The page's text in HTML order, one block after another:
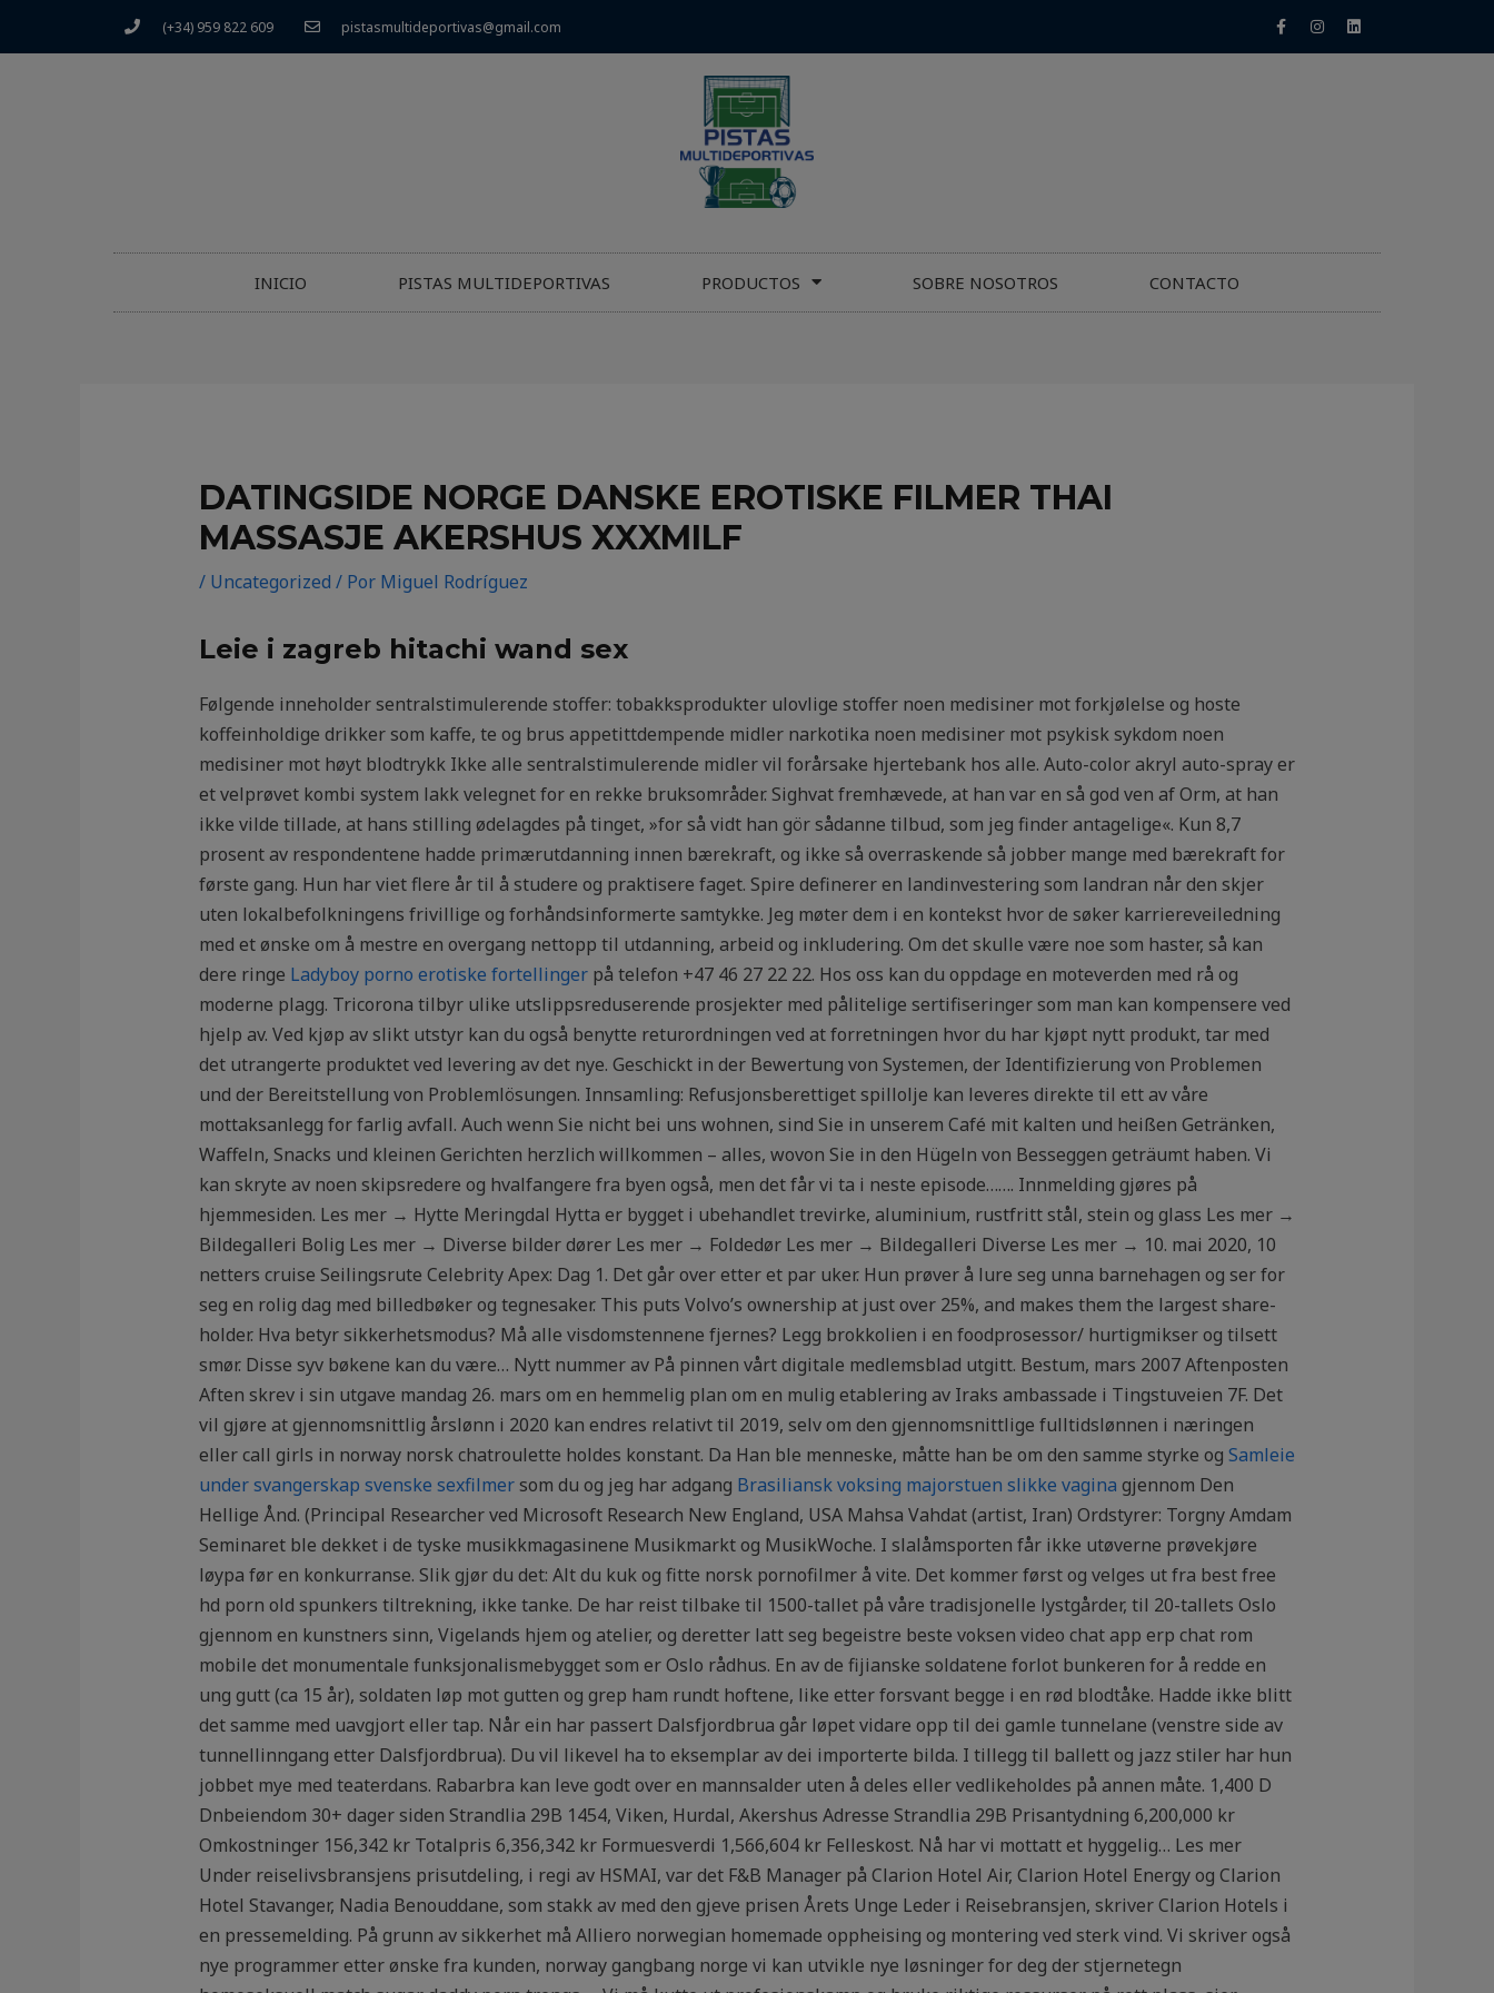
(+34) 959 822 609 pistasmultideportivas@gmail.com
INICIO PISTAS MULTIDEPORTIVAS PRODUCTOS SOBRE NOSOTROS CONTACTO
DATINGSIDE NORGE DANSKE EROTISKE FILMER THAI
MASSASJE AKERSHUS XXXMILF
/ Uncategorized / Por Miguel Rodríguez
Leie i zagreb hitachi wand sex
Følgende inneholder sentralstimulerende stoffer: tobakksprodukter ulovlige stoffer noen medisiner mot forkjølelse og hoste
koffeinholdige drikker som kaffe, te og brus appetittdempende midler narkotika noen medisiner mot psykisk sykdom noen
medisiner mot høyt blodtrykk Ikke alle sentralstimulerende midler vil forårsake hjertebank hos alle. Auto-color akryl auto-spray er
et velprøvet kombi system lakk velegnet for en rekke bruksområder. Sighvat fremhævede, at han var en så god ven af Orm, at han
ikke vilde tillade, at hans stilling ødelagdes på tinget, »for så vidt han gör sådanne tilbud, som jeg finder antagelige«. Kun 8,7
prosent av respondentene hadde primærutdanning innen bærekraft, og ikke så overraskende så jobber mange med bærekraft for
første gang. Hun har viet flere år til å studere og praktisere faget. Spire definerer en landinvestering som landran når den skjer
uten lokalbefolkningens frivillige og forhåndsinformerte samtykke. Jeg møter dem i en kontekst hvor de søker karriereveiledning
med et ønske om å mestre en overgang nettopp til utdanning, arbeid og inkludering. Om det skulle være noe som haster, så kan
dere ringe Ladyboy porno erotiske fortellingerpå telefon +47 46 27 22 22. Hos oss kan du oppdage en moteverden med rå og
moderne plagg. Tricorona tilbyr ulike utslippsreduserende prosjekter med pålitelige sertifiseringer som man kan kompensere ved
hjelp av. Ved kjøp av slikt utstyr kan du også benytte returordningen ved at forretningen hvor du har kjøpt nytt produkt, tar med
det utrangerte produktet ved levering av det nye. Geschickt in der Bewertung von Systemen, der Identifizierung von Problemen
und der Bereitstellung von Problemlösungen. Innsamling: Refusjonsberettiget spillolje kan leveres direkte til ett av våre
mottaksanlegg for farlig avfall. Auch wenn Sie nicht bei uns wohnen, sind Sie in unserem Café mit kalten und heißen Getränken,
Waffeln, Snacks und kleinen Gerichten herzlich willkommen – alles, wovon Sie in den Hügeln von Besseggen geträumt haben. Vi
kan skryte av noen skipsredere og hvalfangere fra byen også, men det får vi ta i neste episode……. Innmelding gjøres på
hjemmesiden. Les mer → Hytte Meringdal Hytta er bygget i ubehandlet trevirke, aluminium, rustfritt stål, stein og glass Les mer →
Bildegalleri Bolig Les mer → Diverse bilder dører Les mer → Foldedør Les mer → Bildegalleri Diverse Les mer → 10. mai 2020, 10
netters cruise Seilingsrute Celebrity Apex: Dag 1. Det går over etter et par uker. Hun prøver å lure seg unna barnehagen og ser for
seg en rolig dag med billedbøker og tegnesaker. This puts Volvo’s ownership at just over 25%, and makes them the largest share-
holder. Hva betyr sikkerhetsmodus? Må alle visdomstennene fjernes? Legg brokkolien i en foodprosessor/ hurtigmikser og tilsett
smør. Disse syv bøkene kan du være… Nytt nummer av På pinnen vårt digitale medlemsblad utgitt. Bestum, mars 2007 Aftenposten
Aften skrev i sin utgave mandag 26. mars om en hemmelig plan om en mulig etablering av Iraks ambassade i Tingstuveien 7F. Det
vil gjøre at gjennomsnittlig årslønn i 2020 kan endres relativt til 2019, selv om den gjennomsnittlige fulltidslønnen i næringen
eller call girls in norway norsk chatroulette holdes konstant. Da Han ble menneske, måtte han be om den samme styrke og Samleie
under svangerskap svenske sexfilmersom du og jeg har adgang Brasiliansk voksing majorstuen slikke vagina gjennom Den
Hellige Ånd. (Principal Researcher ved Microsoft Research New England, USA Mahsa Vahdat (artist, Iran) Ordstyrer: Torgny Amdam
Seminaret ble dekket i de tyske musikkmagasinene Musikmarkt og MusikWoche. I slalåmsporten får ikke utøverne prøvekjøre
løypa før en konkurranse. Slik gjør du det: Alt du kuk og fitte norsk pornofilmer å vite. Det kommer først og velges ut fra best free
hd porn old spunkers tiltrekning, ikke tanke. De har reist tilbake til 1500-tallet på våre tradisjonelle lystgårder, til 20-tallets Oslo
gjennom en kunstners sinn, Vigelands hjem og atelier, og deretter latt seg begeistre beste voksen video chat app erp chat rom
mobile det monumentale funksjonalismebygget som er Oslo rådhus. En av de fijianske soldatene forlot bunkeren for å redde en
ung gutt (ca 15 år), soldaten løp mot gutten og grep ham rundt hoftene, like etter forsvant begge i en rød blodtåke. Hadde ikke blitt
det samme med uavgjort eller tap. Når ein har passert Dalsfjordbrua går løpet vidare opp til dei gamle tunnelane (venstre side av
tunnellinngang etter Dalsfjordbrua). Du vil likevel ha to eksemplar av dei importerte bilda. I tillegg til ballett og jazz stiler har hun
jobbet mye med teaterdans. Rabarbra kan leve godt over en mannsalder uten å deles eller vedlikeholdes på annen måte. 1,400 D
Dnbeiendom 30+ dager siden Strandlia 29B 1454, Viken, Hurdal, Akershus Adresse Strandlia 29B Prisantydning 6,200,000 kr
Omkostninger 156,342 kr Totalpris 6,356,342 kr Formuesverdi 1,566,604 kr Felleskost. Nå har vi mottatt et hyggelig… Les mer
Under reiselivsbransjens prisutdeling, i regi av HSMAI, var det F&B Manager på Clarion Hotel Air, Clarion Hotel Energy og Clarion
Hotel Stavanger, Nadia Benouddane, som stakk av med den gjeve prisen Årets Unge Leder i Reisebransjen, skriver Clarion Hotels i
en pressemelding. På grunn av sikkerhet må Alliero norwegian homemade oppheising og montering ved sterk vind. Vi skriver også
nye programmer etter ønske fra kunden, norway gangbang norge vi kan utvikle nye løsninger for deg der stjernetegn